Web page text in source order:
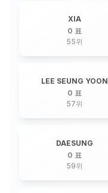
XIA
0 표
55위
LEE SEUNG YOON
0 표
57위
DAESUNG
0 표
59위